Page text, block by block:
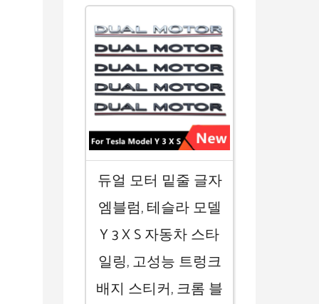
듀얼 모터 밑줄 글자
엠블럼, 테슬라 모델
Y 3 X S 자동차 스타
일링, 고성능 트렁크
배지 스티커, 크롬 블